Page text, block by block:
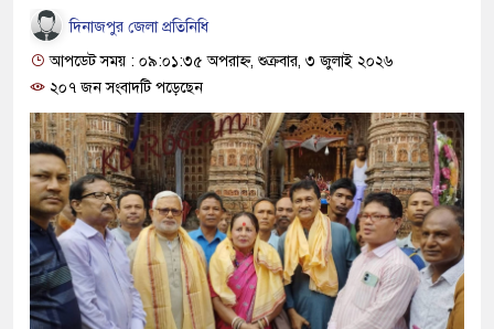
দিনাজপুর জেলা প্রতিনিধি
আপডেট সময় : ০৯:০১:৩৫ অপরাহ্ন, শুক্রবার, ৩ জুলাই ২০২৬
২০৭ জন সংবাদটি পড়েছেন